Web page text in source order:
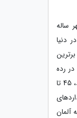
ساله
دنیا
رده
بندی ای که در سال جاری انجام شد، 45 تا
آلمان